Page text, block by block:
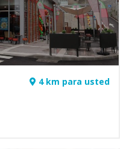
4 km para usted